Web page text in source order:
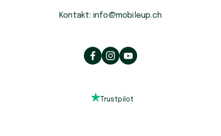
Kontakt: info@mobileup.ch
Trustpilot